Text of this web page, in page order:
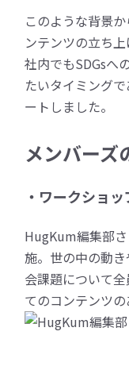
このような背景
ンテンツの立ち
社内でもSDGsへ
たいタイミング
ートしました。
メンバーズ
・ワークショ
HugKum編集部
施。世の中の動
会課題について
てのコンテンツの